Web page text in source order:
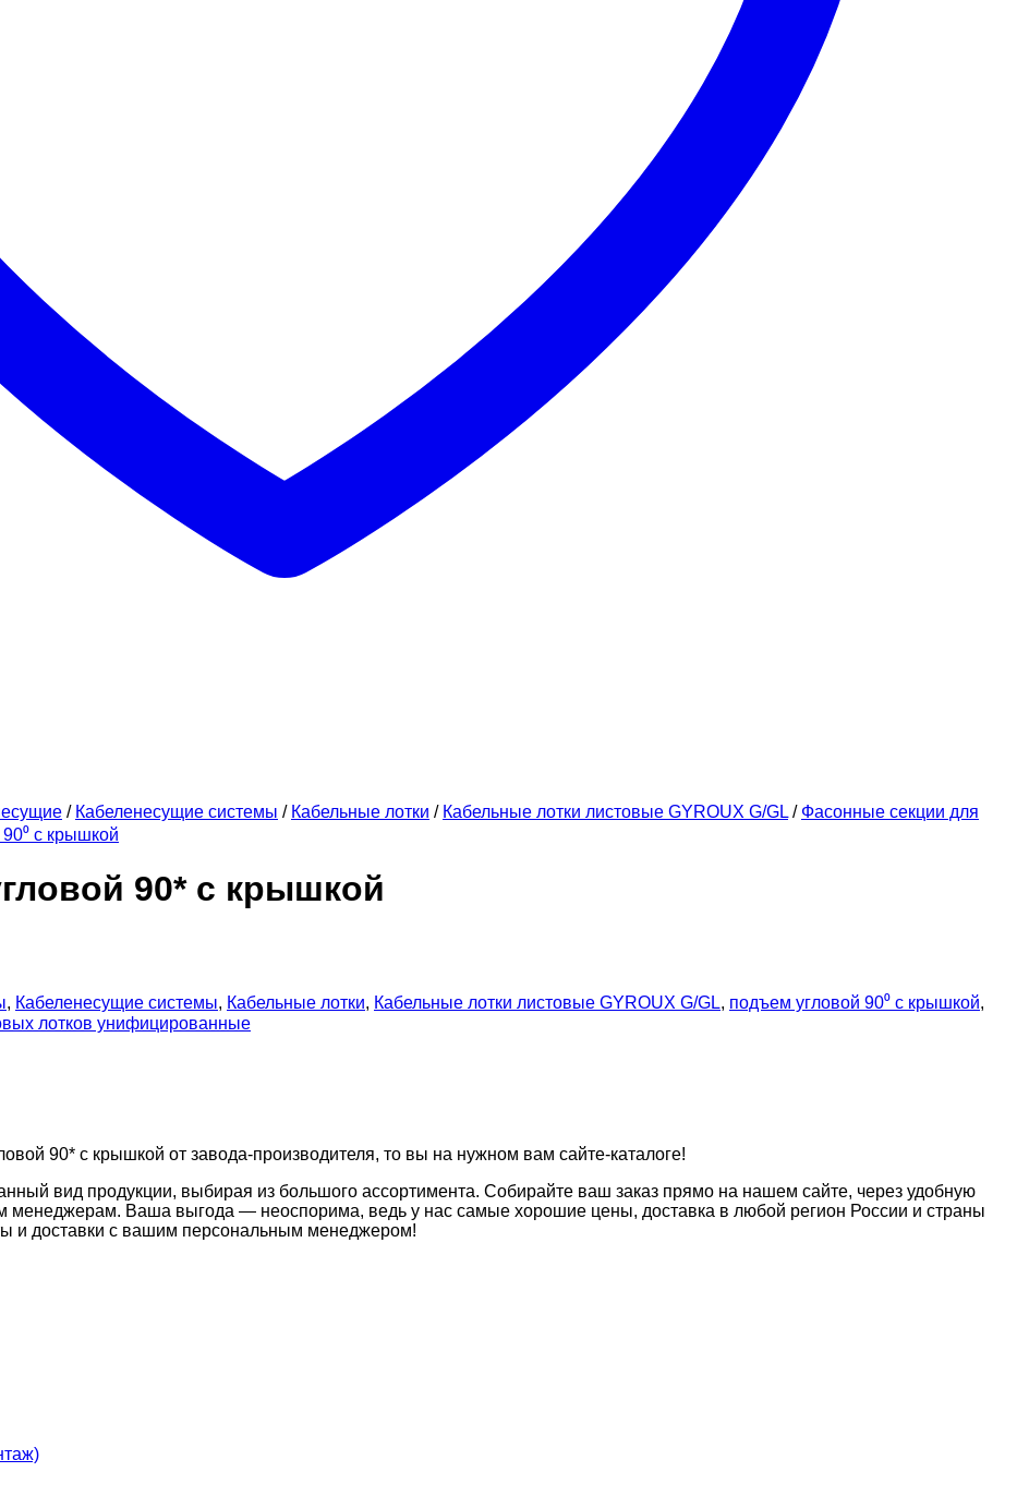
/ Кабеленесущие системы / Кабельные лотки / Кабельные лотки листовые GYROUX G/GL / Фасонные секции для
с крышкой
90* с крышкой
, Кабеленесущие системы, Кабельные лотки, Кабельные лотки листовые GYROUX G/GL, подъем угловой 90⁰ с крышкой,
лотков унифицированные
90* с крышкой от завода-производителя, то вы на нужном вам сайте-каталоге!
вид продукции, выбирая из большого ассортимента. Собирайте ваш заказ прямо на нашем сайте, через удобную
менеджерам. Ваша выгода — неоспорима, ведь у нас самые хорошие цены, доставка в любой регион России и страны
и доставки с вашим персональным менеджером!